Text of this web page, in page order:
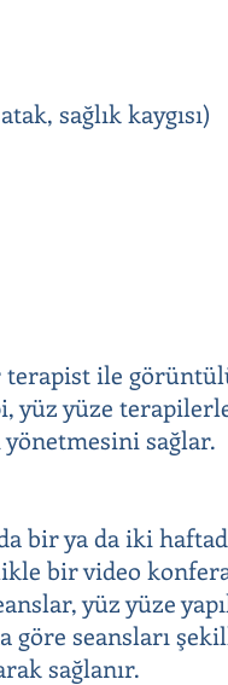
sağlık kaygısı)
ile
yüz yüze
sağlar.
bir ya da iki
bir video
yüz yüze
göre seansları
sağlanır.